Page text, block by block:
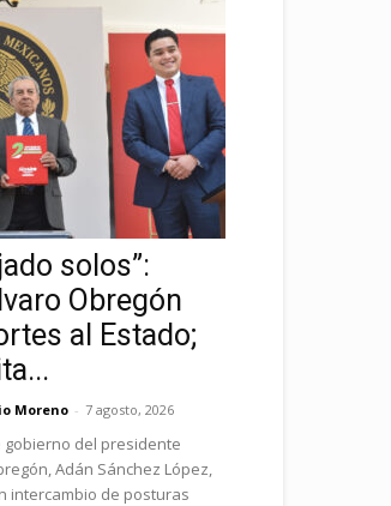
solos”:
Obregón
al Estado;
Moreno - 7 agosto, 2026
gobierno del presidente
Adán Sánchez López,
intercambio de posturas